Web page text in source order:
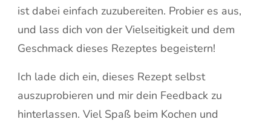
ist dabei einfach zuzubereiten. Probier es aus,
und lass dich von der Vielseitigkeit und dem
Geschmack dieses Rezeptes begeistern!
Ich lade dich ein, dieses Rezept selbst
auszuprobieren und mir dein Feedback zu
hinterlassen. Viel Spaß beim Kochen und